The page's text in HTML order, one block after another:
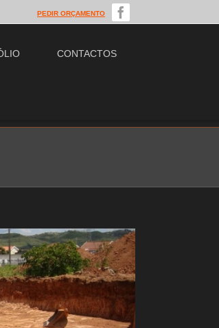
PEDIR ORÇAMENTO
CONTACTOS